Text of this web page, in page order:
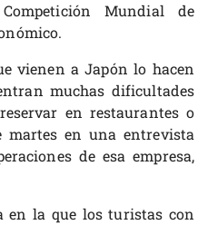
Mundial de
vienen a Japón lo hacen
muchas dificultades
en restaurantes o
martes en una entrevista
de esa empresa,
en la que los turistas con